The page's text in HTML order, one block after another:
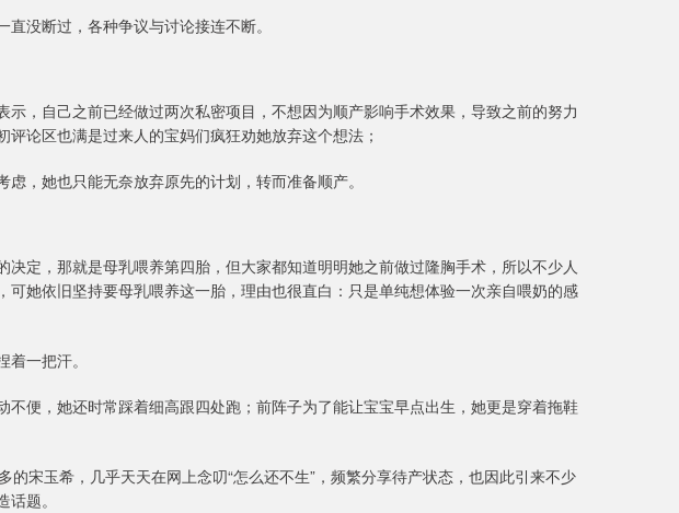
没断过，各种争议与讨论接连不断。
示，自己之前已经做过两次私密项目，不想因为顺产影响手术效果，导致之前的努力
论区也满是过来人的宝妈们疯狂劝她放弃这个想法；
，她也只能无奈放弃原先的计划，转而准备顺产。
决定，那就是母乳喂养第四胎，但大家都知道明明她之前做过隆胸手术，所以不少人
可她依旧坚持要母乳喂养这一胎，理由也很直白：只是单纯想体验一次亲自喂奶的感
一把汗。
不便，她还时常踩着细高跟四处跑；前阵子为了能让宝宝早点出生，她更是穿着拖鞋
的宋玉希，几乎天天在网上念叨“怎么还不生”，频繁分享待产状态，也因此引来不少
题。